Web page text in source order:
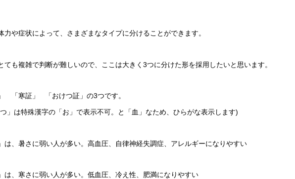
力や症状によって、さまざまなタイプに分けることができます。
ても複雑で判断が難しいので、ここは大きく3つに分けた形を採用したいと思います。
」 「寒証」 「おけつ証」の3つです。
」は特殊漢字の「お」で表示不可。と「血」なため、ひらがな表示します)
は、暑さに弱い人が多い。高血圧、自律神経失調症、アレルギーになりやすい
は、寒さに弱い人が多い。低血圧、冷え性、肥満になりやすい